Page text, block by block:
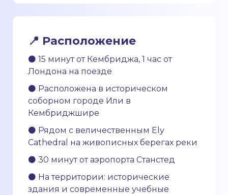
📍 Расположение
⚫ 15 минут от Кембриджа, 1 час от
Лондона на поезде
⚫ Расположена в историческом
соборном городе Или в
Кембриджшире
⚫ Рядом с величественным Ely
Cathedral на живописных берегах реки
⚫ 30 минут от аэропорта Станстед
⚫ На территории: исторические
здания и современные учебные